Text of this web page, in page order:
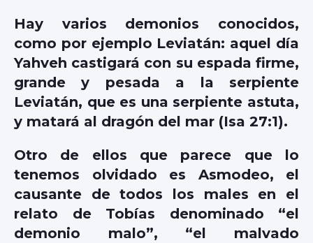
Hay varios demonios conocidos,
como por ejemplo Leviatán: aquel día
Yahveh castigará con su espada firme,
grande y pesada a la serpiente
Leviatán, que es una serpiente astuta,
y matará al dragón del mar (Isa 27:1).
Otro de ellos que parece que lo
tenemos olvidado es Asmodeo, el
causante de todos los males en el
relato de Tobías denominado “el
demonio malo”, “el malvado